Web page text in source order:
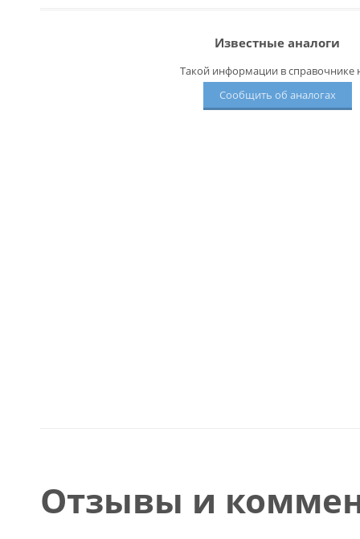
Известные аналоги
Такой информации в справочнике
Сообщить об аналогах
Отзывы и